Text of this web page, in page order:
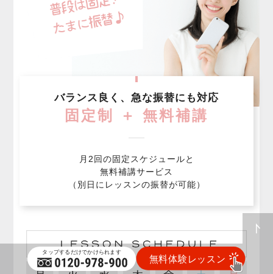
バランス良く、急な振替にも対応
固定制 ＋ 無料補講
月2回の固定スケジュールと
無料補講サービス
（別日にレッスンの振替が可能）